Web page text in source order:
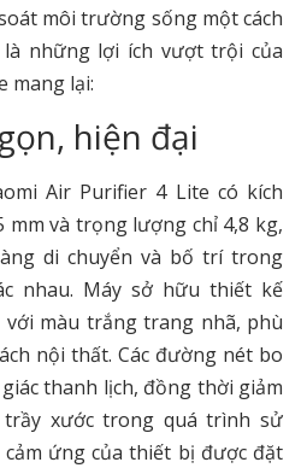
môi trường sống một cách
những lợi ích vượt trội của
mang lại:
hiện đại
Air Purifier 4 Lite có kích
mm và trọng lượng chỉ 4,8 kg,
di chuyển và bố trí trong
nhau. Máy sở hữu thiết kế
màu trắng trang nhã, phù
nội thất. Các đường nét bo
thanh lịch, đồng thời giảm
trầy xước trong quá trình sử
ứng của thiết bị được đặt